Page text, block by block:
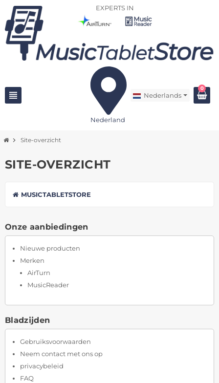
EXPERTS IN
view_headline
Nederland
Nederlands
0
chevron_right Site-overzicht
SITE-OVERZICHT
MUSICTABLETSTORE
Onze aanbiedingen
Nieuwe producten
Merken
AirTurn
MusicReader
Bladzijden
Gebruiksvoorwaarden
Neem contact met ons op
privacybeleid
FAQ